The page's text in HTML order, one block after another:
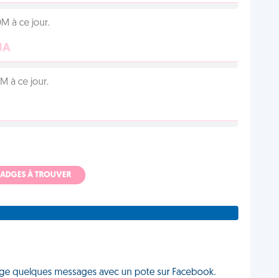
à ce jour.
à ce jour.
À TROUVER
quelques messages avec un pote sur Facebook.